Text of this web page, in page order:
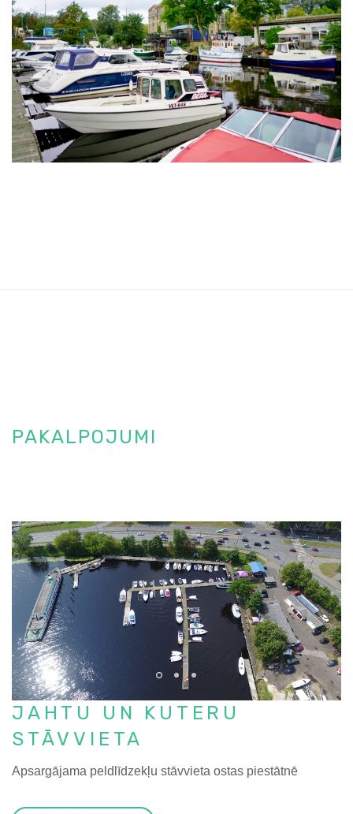
PAKALPOJUMI
JAHTU UN KUTERU
STĀVVIETA
Apsargājama peldlīdzekļu stāvvieta ostas piestātnē